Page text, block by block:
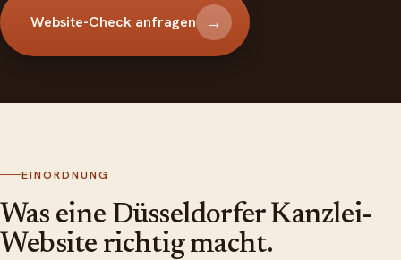
Website-Check anfragen →
EINORDNUNG
Was eine Düsseldorfer Kanzlei-
Website richtig macht.